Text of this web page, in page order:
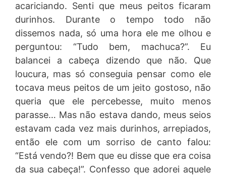
acariciando. Senti que meus peitos ficaram
durinhos. Durante o tempo todo não
dissemos nada, só uma hora ele me olhou e
perguntou: “Tudo bem, machuca?”. Eu
balancei a cabeça dizendo que não. Que
loucura, mas só conseguia pensar como ele
tocava meus peitos de um jeito gostoso, não
queria que ele percebesse, muito menos
parasse… Mas não estava dando, meus seios
estavam cada vez mais durinhos, arrepiados,
então ele com um sorriso de canto falou:
“Está vendo?! Bem que eu disse que era coisa
da sua cabeça!”. Confesso que adorei aquele